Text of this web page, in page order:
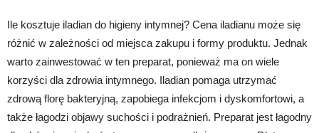
Ile kosztuje iladian do higieny intymnej? Cena iladianu może się
różnić w zależności od miejsca zakupu i formy produktu. Jednak
warto zainwestować w ten preparat, ponieważ ma on wiele
korzyści dla zdrowia intymnego. Iladian pomaga utrzymać
zdrową florę bakteryjną, zapobiega infekcjom i dyskomfortowi, a
także łagodzi objawy suchości i podrażnień. Preparat jest łagodny